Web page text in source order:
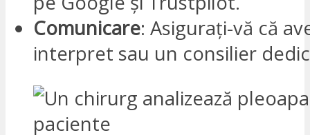
Comunicare: Asigurați-vă că
interpret sau un consilier